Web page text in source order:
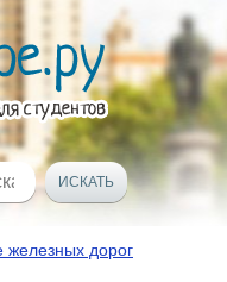
железных дорог